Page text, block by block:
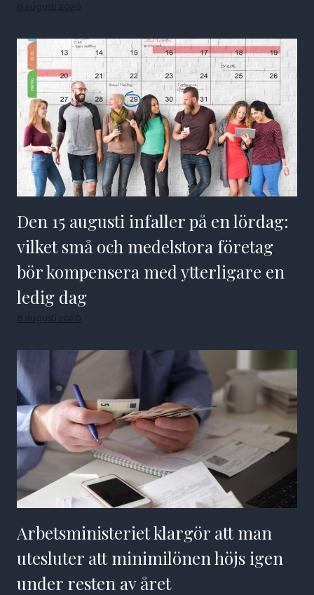
8 augusti 2026
Den 15 augusti infaller på en lördag:
vilket små och medelstora företag
bör kompensera med ytterligare en
ledig dag
8 augusti 2026
Arbetsministeriet klargör att man
utesluter att minimilönen höjs igen
under resten av året